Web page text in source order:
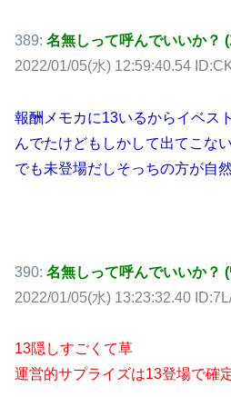
389: 名無しって呼んでいいか？
2022/01/05(水) 12:59:40.54
報酬メモカに13いるからイベス
んでたけどもしかして出てこな
でも未登場だしそっちの方が自
390: 名無しって呼んでいいか？
2022/01/05(水) 13:23:32.40
13隠しすごくて草
運営的サプライズは13登場で確